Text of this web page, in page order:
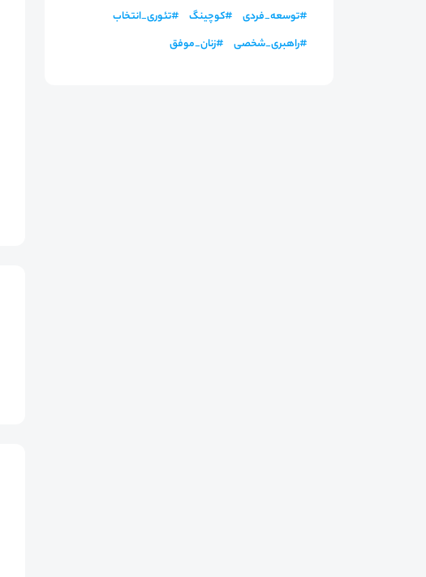
#توسعه_فردی #کوچینگ #تئوری_انتخاب
#راهبری_شخصی #زنان_موفق